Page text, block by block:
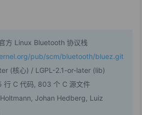
方 Linux Bluetooth 协议栈
pub/scm/bluetooth/bluez.git
(核心) / LGPL-2.1-or-later (lib)
行 C 代码, 803 个 C 源文件
Johan Hedberg, Luiz